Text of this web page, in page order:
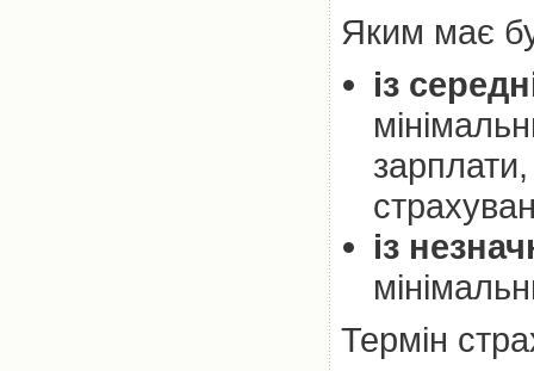
Яким має
із
із
Термін